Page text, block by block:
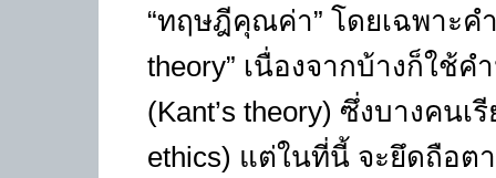
“ทฤษฎีคุณค่า” โดยเฉพาะคำ
theory” เนื่องจากบ้างก็ใช้
(Kant’s theory) ซึ่งบางคนเ
ethics) แต่ในที่นี้ จะยึดถือ